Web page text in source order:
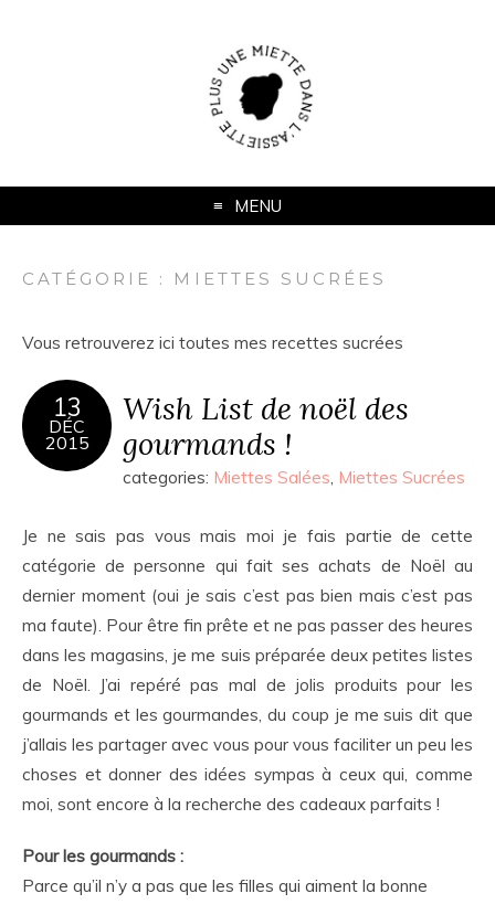
MENU
CATÉGORIE : MIETTES SUCRÉES
Vous retrouverez ici toutes mes recettes sucrées
13
DÉC
2015
Wish List de noël des
gourmands !
categories: Miettes Salées, Miettes Sucrées
Je ne sais pas vous mais moi je fais partie de cette
catégorie de personne qui fait ses achats de Noël au
dernier moment (oui je sais c’est pas bien mais c’est pas
ma faute). Pour être fin prête et ne pas passer des heures
dans les magasins, je me suis préparée deux petites listes
de Noël. J’ai repéré pas mal de jolis produits pour les
gourmands et les gourmandes, du coup je me suis dit que
j’allais les partager avec vous pour vous faciliter un peu les
choses et donner des idées sympas à ceux qui, comme
moi, sont encore à la recherche des cadeaux parfaits !
Pour les gourmands :
Parce qu’il n’y a pas que les filles qui aiment la bonne